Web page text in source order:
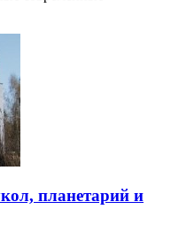
планетарий и